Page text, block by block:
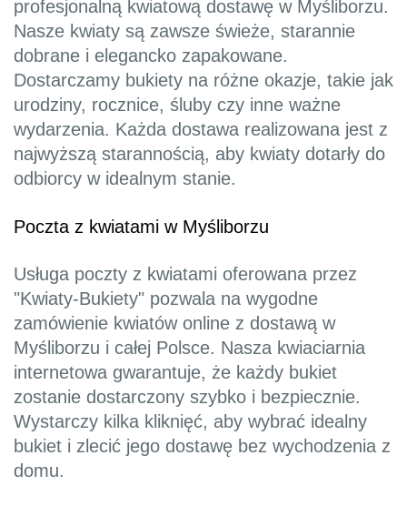
profesjonalną kwiatową dostawę w Myśliborzu.
Nasze kwiaty są zawsze świeże, starannie
dobrane i elegancko zapakowane.
Dostarczamy bukiety na różne okazje, takie jak
urodziny, rocznice, śluby czy inne ważne
wydarzenia. Każda dostawa realizowana jest z
najwyższą starannością, aby kwiaty dotarły do
odbiorcy w idealnym stanie.
Poczta z kwiatami w Myśliborzu
Usługa poczty z kwiatami oferowana przez
"Kwiaty-Bukiety" pozwala na wygodne
zamówienie kwiatów online z dostawą w
Myśliborzu i całej Polsce. Nasza kwiaciarnia
internetowa gwarantuje, że każdy bukiet
zostanie dostarczony szybko i bezpiecznie.
Wystarczy kilka kliknięć, aby wybrać idealny
bukiet i zlecić jego dostawę bez wychodzenia z
domu.